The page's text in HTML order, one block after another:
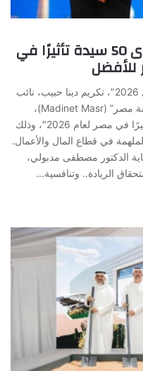
دينا حبيب ضمن قائمة “أقوى 50 سيدة تأثيرًا في
شهد الحفل السنوي لـ “قمة مصر للأفضل 2026″، تكريم دينا حبيب، نائب
الرئيس للعلاقات المؤسسية بشركة “مدينة مصر” (Madinet Masr)،
واختيارها ضمن قائمة “أقوى 50 سيدة تأثيرًا في مصر لعام 2026″، وذلك
في قطاع المال والأعمال.
الدكتور مصطفى مدبولي،
الريادة.. وتنافسية…